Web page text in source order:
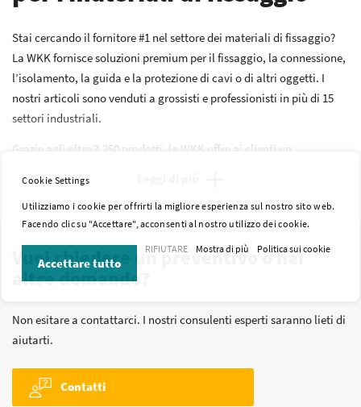
Stai cercando il fornitore #1 nel settore dei materiali di fissaggio?
La WKK fornisce soluzioni premium per il fissaggio, la connessione,
l’isolamento, la guida e la protezione di cavi o di altri oggetti. I
nostri articoli sono venduti a grossisti e professionisti in più di 15
settori industriali.
Grazie agli oltre 3.250 prodotti, la WKK offre ai clienti un
Parliamo di fascette, guaine termorestringenti, giunti, capicorda,
terminali, clip di fissaggio e altri materiali di fissaggio. Il nostro
assortimento è stato approntato sulla scorta dei nostri 40 anni e
oltre di esperienza. Ne consegue che troverai senza dubbio quello
che stavi cercando.
Vuoi chiedere un preventivo o hai
altre domande?
Non esitare a contattarci. I nostri consulenti esperti saranno lieti di
aiutarti.
Contatti
Cookie Settings
Utilizziamo i cookie per offrirti la migliore esperienza sul nostro sito web.
Facendo clic su "Accettare", acconsenti al nostro utilizzo dei cookie.
Accettare tutto
RIFIUTARE Mostra di più Politica sui cookie